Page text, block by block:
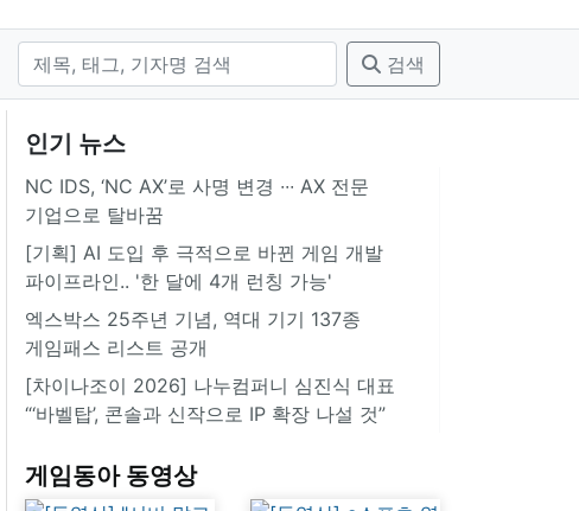
검색
인기 뉴스
NC IDS, ‘NC AX’로 사명 변경 ∙∙∙ AX 전문
기업으로 탈바꿈
[기획] AI 도입 후 극적으로 바뀐 게임 개발
파이프라인.. '한 달에 4개 런칭 가능'
엑스박스 25주년 기념, 역대 기기 137종
게임패스 리스트 공개
[차이나조이 2026] 나누컴퍼니 심진식 대표
“‘바벨탑’, 콘솔과 신작으로 IP 확장 나설 것”
게임동아 동영상